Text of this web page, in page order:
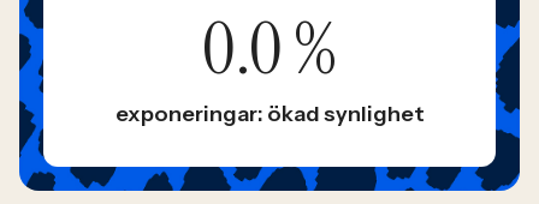
0.0%
exponeringar: ökad synlighet